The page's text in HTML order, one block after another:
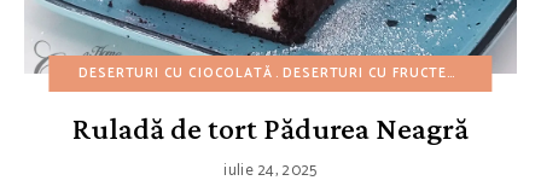
DESERTURI CU CIOCOLATĂ DESERTURI CU FRUCTE
Ruladă de tort Pădurea Neagră
iulie 24, 2025